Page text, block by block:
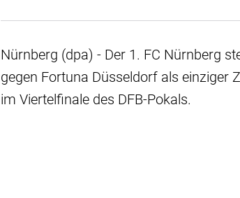
Nürnberg (dpa) - Der 1. FC Nürnberg
gegen Fortuna Düsseldorf als einziger
im Viertelfinale des DFB-Pokals.